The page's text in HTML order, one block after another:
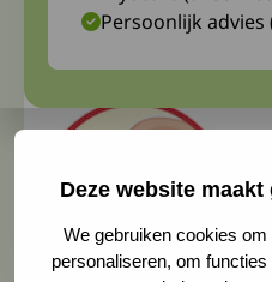
Deze website
We gebruiken cookies
personaliseren, om
Persoonlijk advies